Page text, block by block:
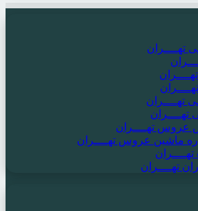
تهــــران
تهــــران
تهــــران
عروس تهــــران
ماشین عروس تهــــران
تهــــران